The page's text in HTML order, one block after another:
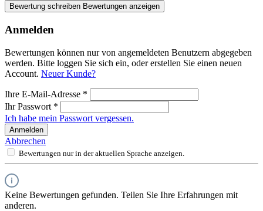
Bewertung schreiben Bewertungen anzeigen
Anmelden
Bewertungen können nur von angemeldeten Benutzern abgegeben
werden. Bitte loggen Sie sich ein, oder erstellen Sie einen neuen
Account. Neuer Kunde?
Ihre E-Mail-Adresse *
Ihr Passwort *
Ich habe mein Passwort vergessen.
Anmelden
Abbrechen
Bewertungen nur in der aktuellen Sprache anzeigen.
Keine Bewertungen gefunden. Teilen Sie Ihre Erfahrungen mit
anderen.